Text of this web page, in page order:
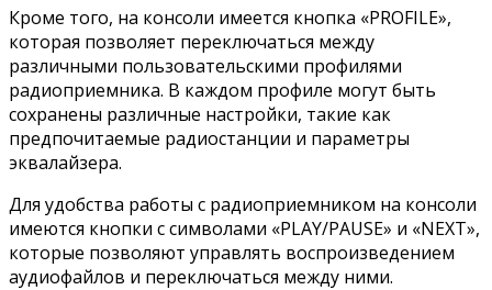
Кроме того, на консоли имеется кнопка «PROFILE»,
которая позволяет переключаться между
различными пользовательскими профилями
радиоприемника. В каждом профиле могут быть
сохранены различные настройки, такие как
предпочитаемые радиостанции и параметры
эквалайзера.
Для удобства работы с радиоприемником на консоли
имеются кнопки с символами «PLAY/PAUSE» и «NEXT»,
которые позволяют управлять воспроизведением
аудиофайлов и переключаться между ними.